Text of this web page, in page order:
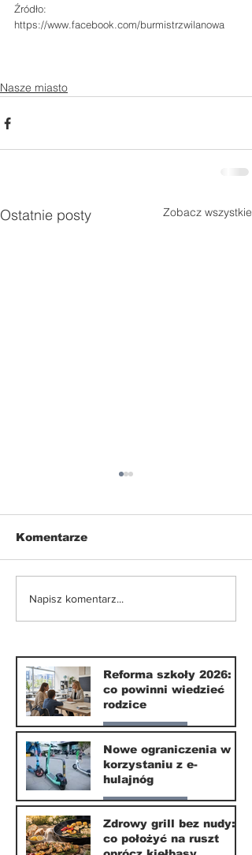
Źródło:
https://www.facebook.com/burmistrzwilanowa
Nasze miasto
Ostatnie posty Zobacz wszystkie
Nowe ograniczenia w
Komentarze
Napisz komentarz...
Reforma szkoły 2026:
co powinni wiedzieć
rodzice
Nasze miasto
10 lip
Nowe ograniczenia w
korzystaniu z e-
hulajnóg
Nasze miasto
3 lip
Zdrowy grill bez nudy:
co położyć na ruszt